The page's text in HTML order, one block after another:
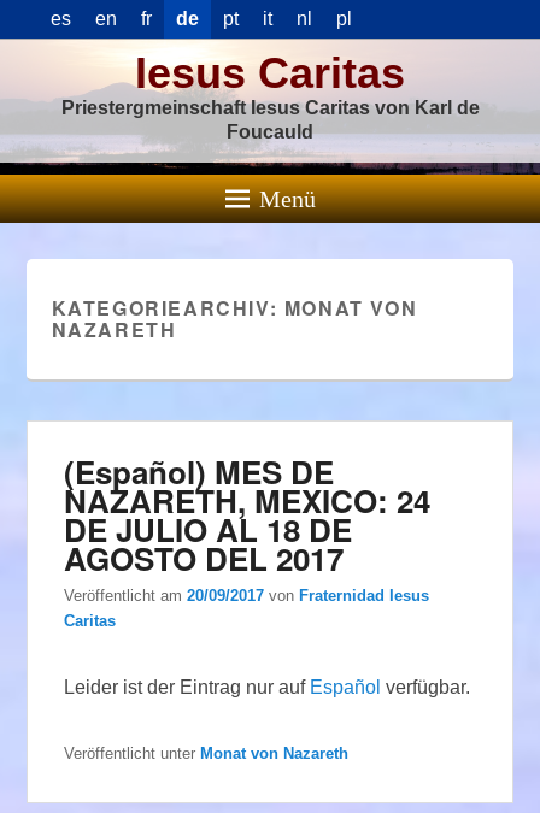
es en fr de pt it nl pl
Iesus Caritas
Priestergmeinschaft Iesus Caritas von Karl de
Foucauld
Menü
KATEGORIEARCHIV: MONAT VON
NAZARETH
(Español) MES DE
NAZARETH, MEXICO: 24
DE JULIO AL 18 DE
AGOSTO DEL 2017
Veröffentlicht am20/09/2017 von Fraternidad Iesus
Caritas
Leider ist der Eintrag nur auf Español verfügbar.
Veröffentlicht unter Monat von Nazareth